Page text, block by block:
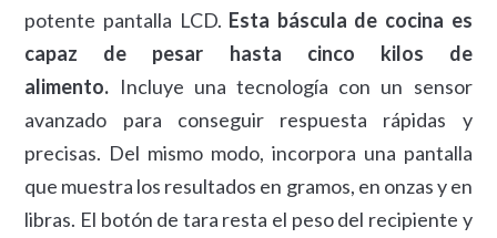
potente pantalla LCD. Esta báscula de cocina es
capaz de pesar hasta cinco kilos de
alimento. Incluye una tecnología con un sensor
avanzado para conseguir respuesta rápidas y
precisas. Del mismo modo, incorpora una pantalla
que muestra los resultados en gramos, en onzas y en
libras. El botón de tara resta el peso del recipiente y